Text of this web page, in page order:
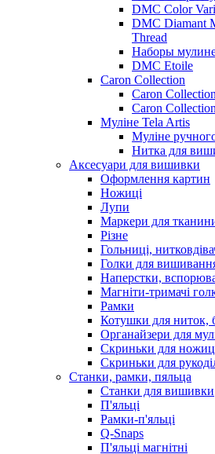
DMC Color
DMC Diamant
Thread
Наборы
DMC Etoile
Caron Collection
Caron
Caron
Муліне Tela Artis
Муліне
Нитка для
Аксесуари для вишивки
Оформлення картин
Ножиці
Лупи
Маркери для
Різне
Гольниці,
Голки для
Наперстки,
Магніти-тримачі
Рамки
Котушки для ниток,
Органайзери для
Скриньки для
Скриньки для
Станки, рамки, пяльца
Станки для вишивки
П'яльці
Рамки-п'яльці
Q-Snaps
П'яльці магнітні